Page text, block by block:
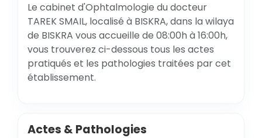
Le cabinet d'Ophtalmologie du docteur
TAREK SMAIL, localisé à BISKRA, dans la wilaya
de BISKRA vous accueille de 08:00h à 16:00h,
vous trouverez ci-dessous tous les actes
pratiqués et les pathologies traitées par cet
établissement.
Actes & Pathologies